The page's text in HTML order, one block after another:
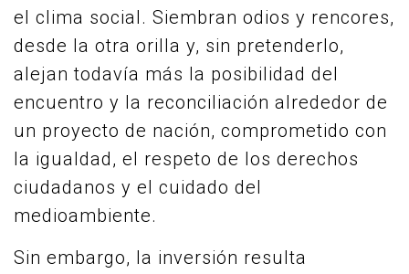
el clima social. Siembran odios y rencores,
desde la otra orilla y, sin pretenderlo,
alejan todavía más la posibilidad del
encuentro y la reconciliación alrededor de
un proyecto de nación, comprometido con
la igualdad, el respeto de los derechos
ciudadanos y el cuidado del
medioambiente.
Sin embargo, la inversión resulta